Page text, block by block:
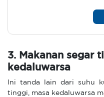
3. Makanan segar
kedaluwarsa
Ini tanda lain dari suhu
tinggi, masa kedaluwarsa